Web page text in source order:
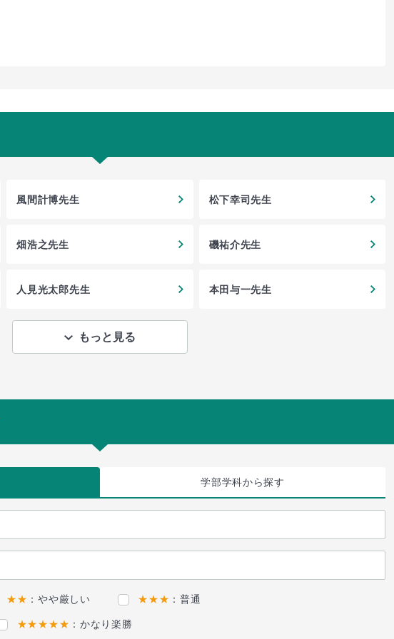
風間計博先生 松下幸司先生
畑浩之先生 磯祐介先生
人見光太郎先生 本田与一先生
もっと見る
学部学科から探す
★★ ：やや厳しい ★★★ ：普通
★★★★★ ：かなり楽勝